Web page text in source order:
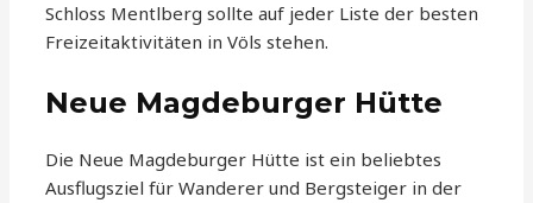
Schloss Mentlberg sollte auf jeder Liste der besten
Freizeitaktivitäten in Völs stehen.
Neue Magdeburger Hütte
Die Neue Magdeburger Hütte ist ein beliebtes
Ausflugsziel für Wanderer und Bergsteiger in der